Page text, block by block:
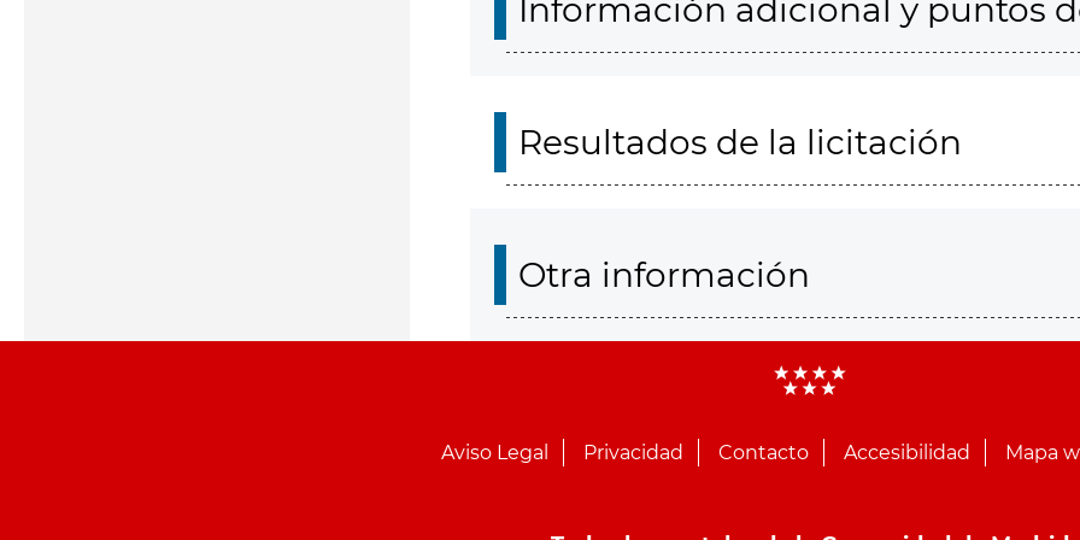
Información adicional y puntos
Resultados de la licitación
Otra información
Aviso Legal Privacidad Contacto Accesibilidad Mapa